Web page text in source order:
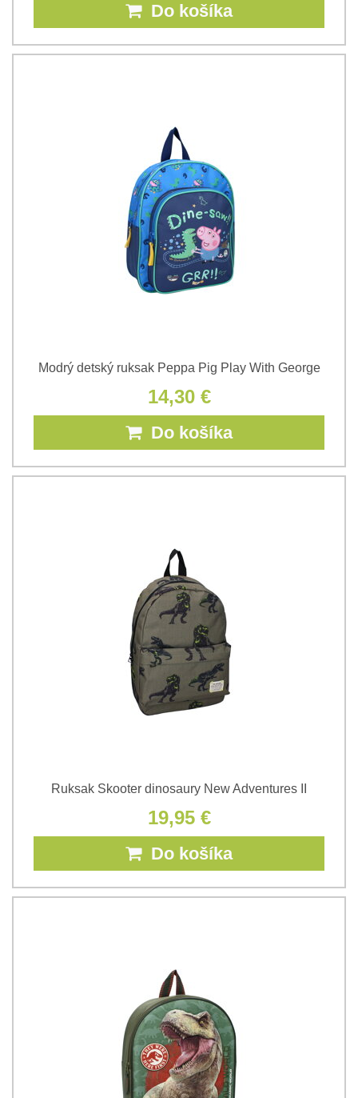
Do košíka
Modrý detský ruksak Peppa Pig Play With George
14,30 €
Do košíka
Ruksak Skooter dinosaury New Adventures II
19,95 €
Do košíka